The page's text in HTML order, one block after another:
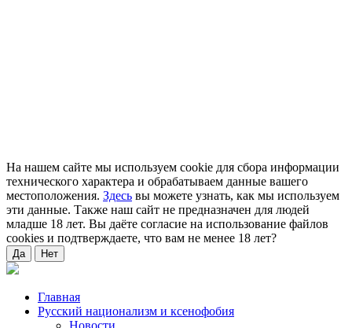
На нашем сайте мы используем cookie для сбора информации
технического характера и обрабатываем данные вашего
местоположения. Здесь вы можете узнать, как мы используем
эти данные. Также наш сайт не предназначен для людей
младше 18 лет. Вы даёте согласие на использование файлов
cookies и подтверждаете, что вам не менее 18 лет?
Да Нет
Главная
Русский национализм и ксенофобия
Новости